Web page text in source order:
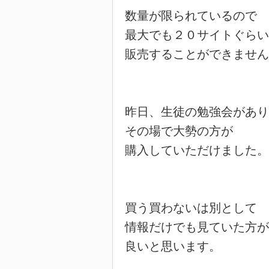
数量が限られているので
最大でも２０サイトぐら
販売することができません
昨日、生徒の勉強会があり
その場で大勢の方が
購入していただけました。
買う買わないは別として
情報だけでも見ていた方が
良いと思います。